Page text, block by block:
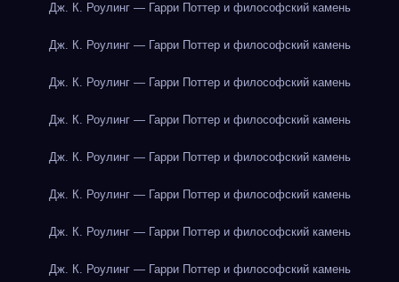
Дж. К. Роулинг — Гарри Поттер и философский камень
Дж. К. Роулинг — Гарри Поттер и философский камень
Дж. К. Роулинг — Гарри Поттер и философский камень
Дж. К. Роулинг — Гарри Поттер и философский камень
Дж. К. Роулинг — Гарри Поттер и философский камень
Дж. К. Роулинг — Гарри Поттер и философский камень
Дж. К. Роулинг — Гарри Поттер и философский камень
Дж. К. Роулинг — Гарри Поттер и философский камень